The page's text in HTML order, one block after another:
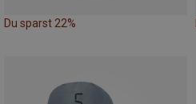
Du sparst 22%